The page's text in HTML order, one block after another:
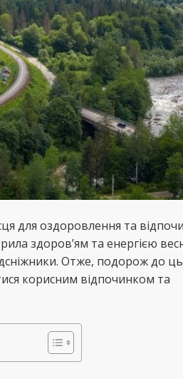
для оздоровлення та
здоров’ям та енергією
Отже, подорож до
корисним відпочинком та